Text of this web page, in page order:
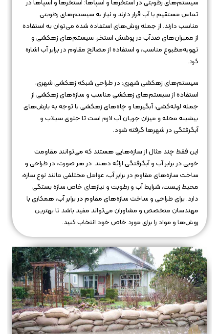
سیستم‌های رطوبتی در استخرها و اسپا‌ها: استخرها و اسپا‌ها در
تماس مستقیم با آب قرار دارند و نیاز به سیستم‌های رطوبتی
مناسب دارند. از جمله روش‌های استفاده شده می‌توان به استفاده
از ممبران‌های ضدآب در پوشش استخر، سیستم‌های زهکشی و
تهویه‌مطبوع مناسب، و استفاده از مصالح مقاوم در برابر آب اشاره
کرد.
سیستم‌های زهکشی شهری: در طراحی شبکه زهکشی شهری،
استفاده از سیستم‌های زهکشی مناسب و سازه‌های زهکشی از
جمله لوله‌کشی، آبگیرها و چاه‌های زهکشی با توجه به بارش‌های
بیشینه محله و میزان جریان آب لازم است تا جلوی سیلاب و
آبگرفتگی در شهرها گرفته شود.
این فقط چند مثال از سازه‌هایی هستند که می‌توانند مقاومت
خوبی در برابر آب و آبگرفتگی ارائه دهند. در هر صورت، در طراحی و
ساخت سازه‌های مقاوم در برابر آب، عوامل مختلفی مانند نوع سازه،
محیط زیست، شرایط آب و رطوبت و نیازهای خاص سازه بستگی
دارد. برای طراحی و ساخت سازه‌های مقاوم در برابر آب، همکاری با
مهندسان متخصص و مشاوران می‌تواند مفید باشد تا بهترین
روش‌ها و مواد را برای مورد خاص خود انتخاب کنید.